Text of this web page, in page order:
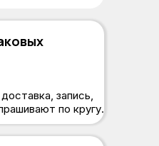
запись,
по кругу.